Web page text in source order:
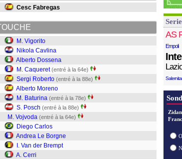
Cesc Fabregas
M. Vigorito
Nikola Cavlina
Alberto Dossena
M. Caqueret (entré à la 64e)
Sergi Roberto (entré à la 88e)
Alberto Moreno
M. Baturina (entré à la 78e)
S. Posch (entré à la 88e)
M. Vojvoda (entré à la 64e)
Diego Carlos
Andrea Le Borgne
I. Van der Brempt
A. Cerri
AS
Empoli